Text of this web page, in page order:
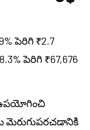
పెరిగి ₹2.7
పెరిగి ₹67,676
ఉపయోగించి
మెరుగుపరచడానికి